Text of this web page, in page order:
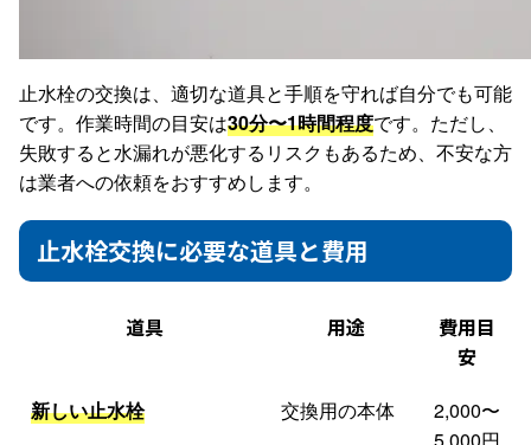
止水栓の交換は、適切な道具と手順を守れば自分でも可能
です。作業時間の目安は30分〜1時間程度です。ただし、
失敗すると水漏れが悪化するリスクもあるため、不安な方
は業者への依頼をおすすめします。
止水栓交換に必要な道具と費用
道具 用途
費用目
安
新しい止水栓 交換用の本体
2,000〜
5,000円